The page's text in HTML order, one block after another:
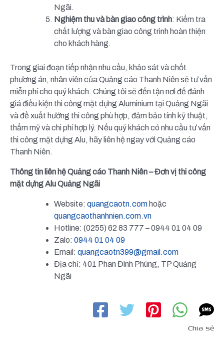
Ngãi.
Nghiệm thu và bàn giao công trình: Kiểm tra
chất lượng và bàn giao công trình hoàn thiện
cho khách hàng.
Trong giai đoạn tiếp nhận nhu cầu, khảo sát và chốt
phương án, nhân viên của Quảng cáo Thanh Niên sẽ tư vấn
miễn phí cho quý khách. Chúng tôi sẽ đến tận nơi để đánh
giá điều kiện thi công mặt dựng Aluminium tại Quảng Ngãi
và đề xuất hướng thi công phù hợp, đảm bảo tính kỹ thuật,
thẩm mỹ và chi phí hợp lý. Nếu quý khách có nhu cầu tư vấn
thi công mặt dựng Alu, hãy liên hệ ngay với Quảng cáo
Thanh Niên.
Thông tin liên hệ Quảng cáo Thanh Niên – Đơn vị thi công
mặt dựng Alu Quảng Ngãi
Website: quangcaotn.com hoặc
quangcaothanhnien.com.vn
Hotline: (0255) 62 83 777 – 0944 01 04 09
Zalo: 0944 01 04 09
Email: quangcaotn399@gmail.com
Địa chỉ: 401 Phan Đình Phùng, TP Quảng
Ngãi
Chia sẻ